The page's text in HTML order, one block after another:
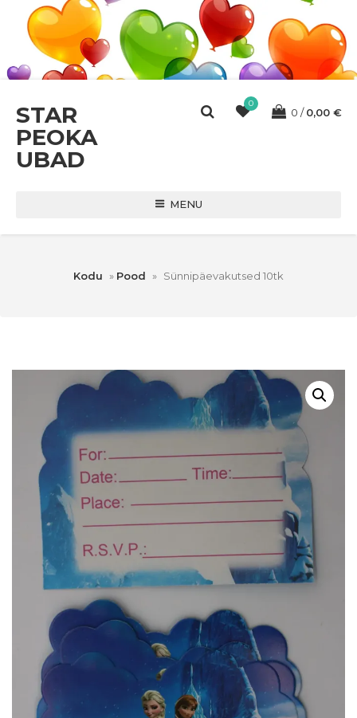
STAR
PEOKA
UBAD
0
0 0,00 €
MENU
Kodu » Pood » Sünnipäevakutsed 10tk